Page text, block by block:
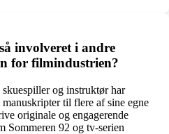
involveret i andre
for filmindustrien?
og instruktør har
til flere af sine egne
originale og engagerende
Sommeren 92 og tv-serien